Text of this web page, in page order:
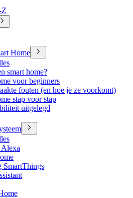
Z
Home
smart home?
voor beginners
fouten (en hoe je ze voorkomt)
stap voor stap
uitgelegd
SmartThings